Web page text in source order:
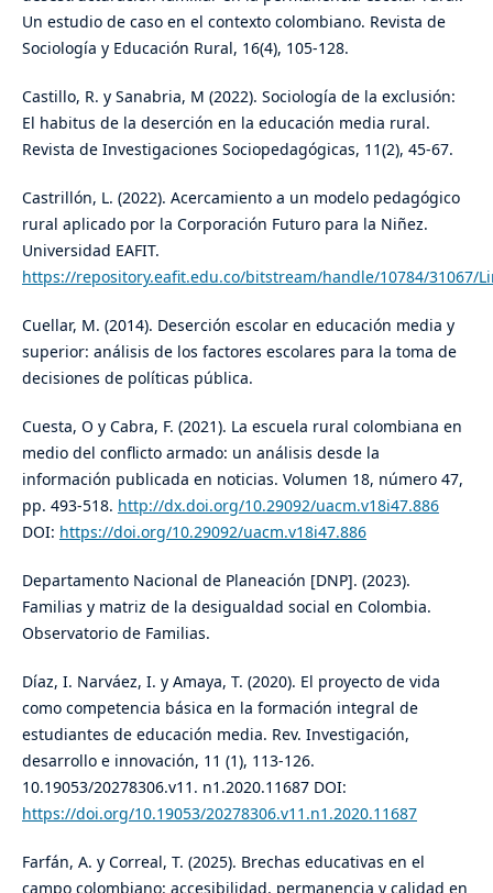
Un estudio de caso en el contexto colombiano. Revista de
Sociología y Educación Rural, 16(4), 105-128.
Castillo, R. y Sanabria, M (2022). Sociología de la exclusión:
El habitus de la deserción en la educación media rural.
Revista de Investigaciones Sociopedagógicas, 11(2), 45-67.
Castrillón, L. (2022). Acercamiento a un modelo pedagógico
rural aplicado por la Corporación Futuro para la Niñez.
Universidad EAFIT.
https://repository.eafit.edu.co/bitstream/handle/10784/31067/
Cuellar, M. (2014). Deserción escolar en educación media y
superior: análisis de los factores escolares para la toma de
decisiones de políticas pública.
Cuesta, O y Cabra, F. (2021). La escuela rural colombiana en
medio del conflicto armado: un análisis desde la
información publicada en noticias. Volumen 18, número 47,
pp. 493-518. http://dx.doi.org/10.29092/uacm.v18i47.886
DOI: https://doi.org/10.29092/uacm.v18i47.886
Departamento Nacional de Planeación [DNP]. (2023).
Familias y matriz de la desigualdad social en Colombia.
Observatorio de Familias.
Díaz, I. Narváez, I. y Amaya, T. (2020). El proyecto de vida
como competencia básica en la formación integral de
estudiantes de educación media. Rev. Investigación,
desarrollo e innovación, 11 (1), 113-126.
10.19053/20278306.v11. n1.2020.11687 DOI:
https://doi.org/10.19053/20278306.v11.n1.2020.11687
Farfán, A. y Correal, T. (2025). Brechas educativas en el
campo colombiano: accesibilidad, permanencia y calidad en